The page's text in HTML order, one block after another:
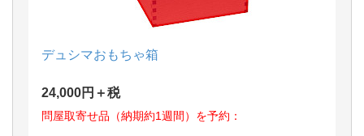
デュシマおもちゃ箱
24,000円＋税
問屋取寄せ品（納期約1週間）を予約：